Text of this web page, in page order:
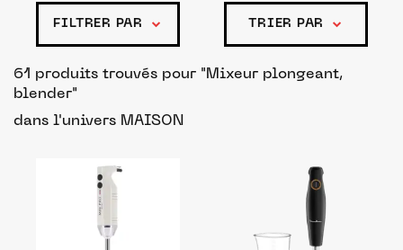
FILTRER PAR TRIER PAR
61 produits trouvés pour "Mixeur plongeant,
blender"
dans l'univers MAISON